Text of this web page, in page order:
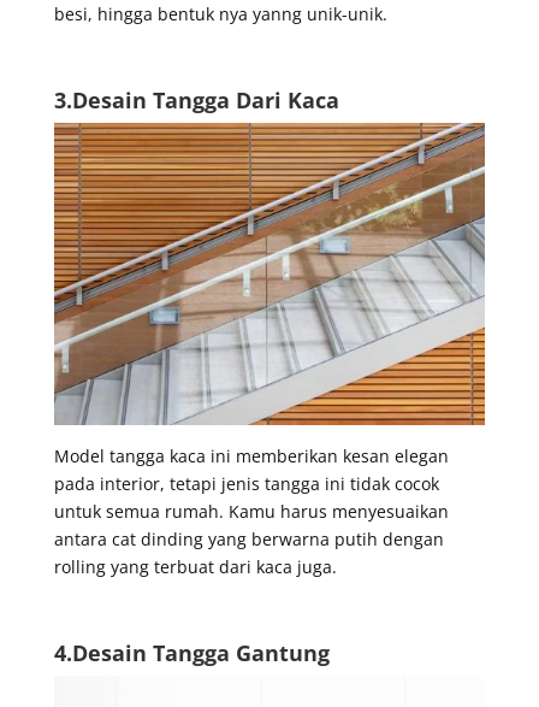
besi, hingga bentuk nya yanng unik-unik.
3.Desain Tangga Dari Kaca
Model tangga kaca ini memberikan kesan elegan
pada interior, tetapi jenis tangga ini tidak cocok
untuk semua rumah. Kamu harus menyesuaikan
antara cat dinding yang berwarna putih dengan
rolling yang terbuat dari kaca juga.
4.Desain Tangga Gantung